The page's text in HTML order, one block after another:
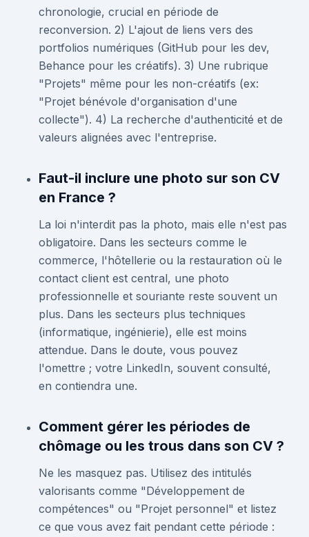
chronologie, crucial en période de
reconversion. 2) L'ajout de liens vers des
portfolios numériques (GitHub pour les dev,
Behance pour les créatifs). 3) Une rubrique
"Projets" même pour les non-créatifs (ex:
"Projet bénévole d'organisation d'une
collecte"). 4) La recherche d'authenticité et de
valeurs alignées avec l'entreprise.
Faut-il inclure une photo sur son CV
en France ?
La loi n'interdit pas la photo, mais elle n'est pas
obligatoire. Dans les secteurs comme le
commerce, l'hôtellerie ou la restauration où le
contact client est central, une photo
professionnelle et souriante reste souvent un
plus. Dans les secteurs plus techniques
(informatique, ingénierie), elle est moins
attendue. Dans le doute, vous pouvez
l'omettre ; votre LinkedIn, souvent consulté,
en contiendra une.
Comment gérer les périodes de
chômage ou les trous dans son CV ?
Ne les masquez pas. Utilisez des intitulés
valorisants comme "Développement de
compétences" ou "Projet personnel" et listez
ce que vous avez fait pendant cette période :